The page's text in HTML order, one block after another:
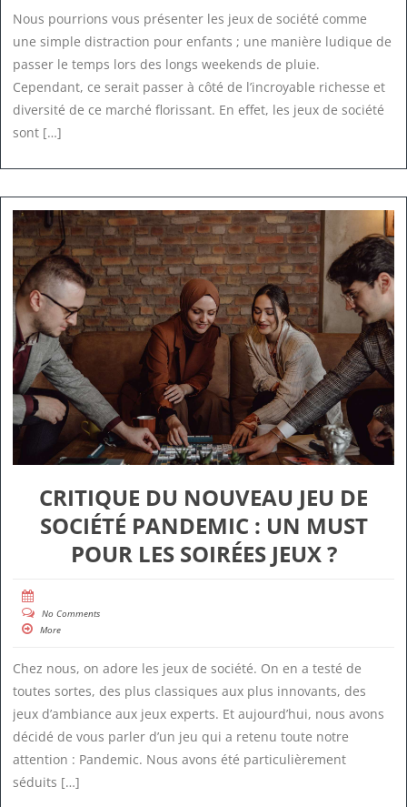
Nous pourrions vous présenter les jeux de société comme
une simple distraction pour enfants ; une manière ludique de
passer le temps lors des longs weekends de pluie.
Cependant, ce serait passer à côté de l’incroyable richesse et
diversité de ce marché florissant. En effet, les jeux de société
sont […]
CRITIQUE DU NOUVEAU JEU DE
SOCIÉTÉ PANDEMIC : UN MUST
POUR LES SOIRÉES JEUX ?
No Comments
More
Chez nous, on adore les jeux de société. On en a testé de
toutes sortes, des plus classiques aux plus innovants, des
jeux d’ambiance aux jeux experts. Et aujourd’hui, nous avons
décidé de vous parler d’un jeu qui a retenu toute notre
attention : Pandemic. Nous avons été particulièrement
séduits […]